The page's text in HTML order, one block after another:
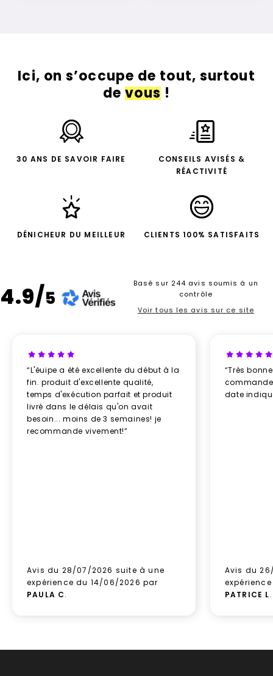
Ici, on s’occupe de tout, surtout
devous!
30 ANS DE SAVOIR FAIRE
CONSEILS AVISÉS &
RÉACTIVITÉ
DÉNICHEUR DU MEILLEUR CLIENTS 100% SATISFAITS
4.9/5
Basé sur 244 avis soumis à un
contrôle
Voir tous les avis sur ce site
“L'éuipe a été excellente du début à la
fin. produit d'excellente qualité,
temps d'exécution parfait et produit
livré dans le délais qu'on avait
besoin... moins de 3 semaines! je
recommande vivement!”
Avis du 28/07/2026 suite à une
expérience du 14/06/2026 par
PAULA C.
“Très
date
Avis du
PATRICE L.